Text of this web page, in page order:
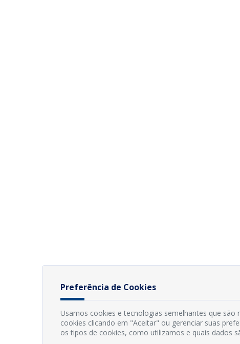
Preferência de Cookies
Usamos cookies e tecnologias semelhantes que
cookies clicando em "Aceitar" ou gerenciar suas
os tipos de cookies, como utilizamos e quais dados